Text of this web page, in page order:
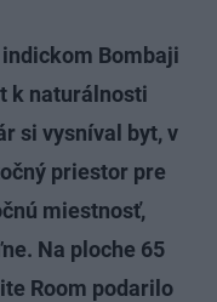
Bombaji
k naturálnosti
si vysníval byt, v
priestor pre
miestnosť,
Na ploche 65
Room podarilo